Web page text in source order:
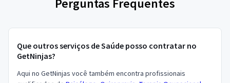
Perguntas Frequentes
Que outros serviços de Saúde posso contratar no
GetNinjas?
Aqui no GetNinjas você também encontra profissionais